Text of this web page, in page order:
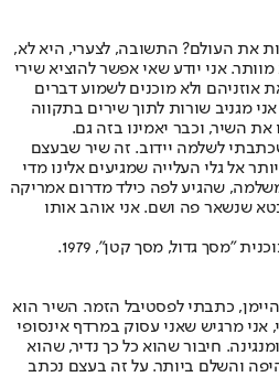
את העולם? התשובה, לצערי, היא לא,
מוותר. אני יודע שאי אפשר להוציא שירי
אוזניהם ולא מוכנים לשמוע דברים
מגניב שורות לתוך שירים בתקווה
השיר, וכבר יאמינו בזה גם.
לשלמה יידוב. זה שיר שבעצם
אל גלי העלייה שמגיעים אלינו מדי
שהגיע לפה כילד מדרום אמריקה
שנשאר פה ושם. אני אוהב אותו
מגיש בטלוויזיה.,צילום: מתוך התוכנית "מסך גדול, מסך קטן", 1979.
כתבתי לפסטיבל הזמר. השיר הוא
אני מרגיש שאני עסוק במרדף אינסופי
חיבור שהוא כל כך נדיר, שהוא
והשלם ביותר. על זה בעצם נכתב